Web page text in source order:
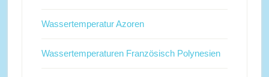
Wassertemperatur Azoren
Wassertemperaturen Französisch Polynesien